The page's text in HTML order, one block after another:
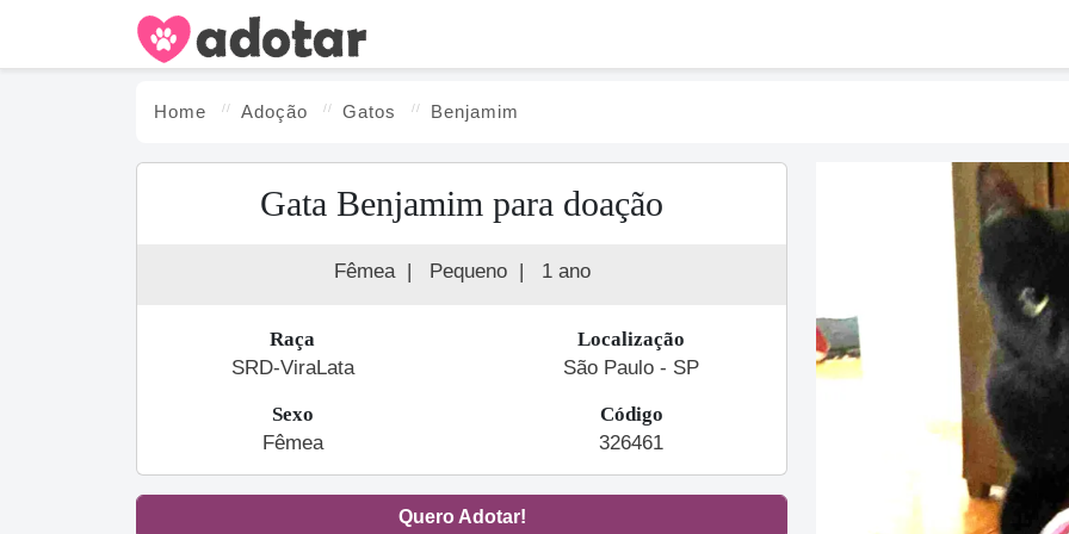
Home Adoção Gatos Benjamim
Gata Benjamim para doação
Fêmea | Pequeno | 1 ano
Raça
SRD-ViraLata
Localização
São Paulo - SP
Sexo
Fêmea
Código
326461
Quero Adotar!